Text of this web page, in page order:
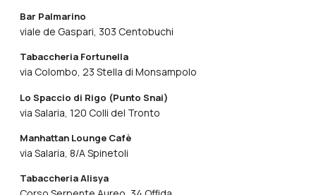
Bar Palmarino
viale de Gaspari, 303 Centobuchi
Tabaccheria Fortunella
via Colombo, 23 Stella di Monsampolo
Lo Spaccio di Rigo (Punto Snai)
via Salaria, 120 Colli del Tronto
Manhattan Lounge Cafè
via Salaria, 8/A Spinetoli
Tabaccheria Alisya